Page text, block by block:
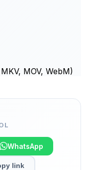
MOV, WebM)
WhatsApp
link